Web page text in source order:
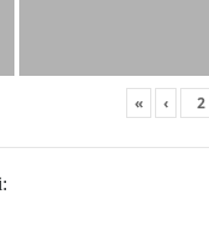
« ‹